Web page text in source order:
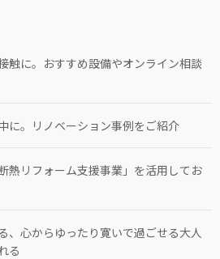
触に。おすすめ設備やオンライン相談
に。リノベーション事例をご紹介
熱リフォーム支援事業」を活用してお
、心からゆったり寛いで過ごせる大人
る